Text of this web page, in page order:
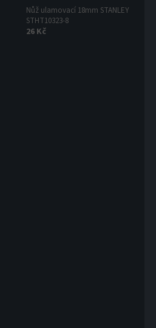
Nůž ulamovací 18mm STANLEY
STHT10323-8
26 Kč